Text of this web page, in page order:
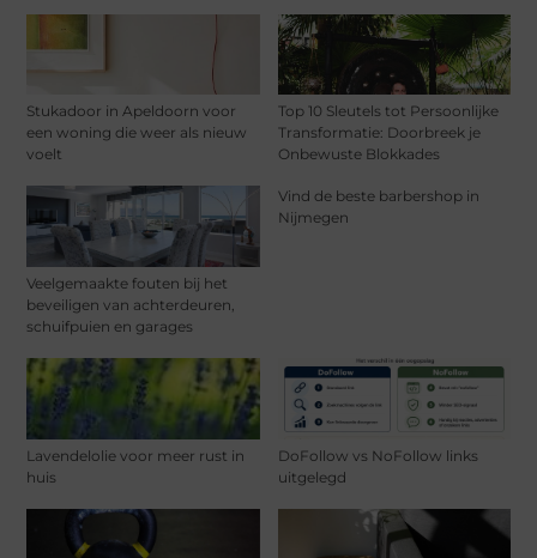
Stukadoor in Apeldoorn voor
een woning die weer als nieuw
voelt
Top 10 Sleutels tot Persoonlijke
Transformatie: Doorbreek je
Onbewuste Blokkades
Veelgemaakte fouten bij het
beveiligen van achterdeuren,
schuifpuien en garages
Vind de beste barbershop in
Nijmegen
Lavendelolie voor meer rust in
huis
DoFollow vs NoFollow links
uitgelegd